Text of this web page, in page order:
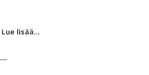
Lue lisää…